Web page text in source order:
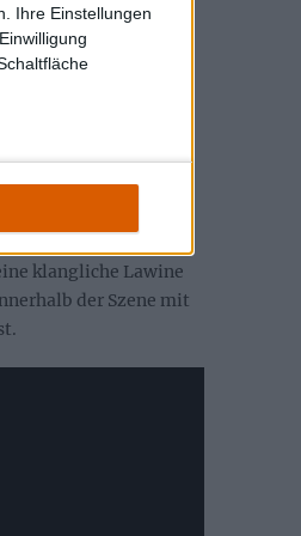
Ihre Einstellungen
mühelos die
Die EP liefert
und
klangliche Lawine
der Szene mit